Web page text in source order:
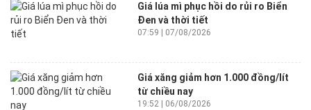
Giá lúa mì phục hồi do rủi ro Biển
Đen và thời tiết
07:59 | 07/08/2026
Giá xăng giảm hơn 1.000 đồng/lít
từ chiều nay
19:52 | 06/08/2026